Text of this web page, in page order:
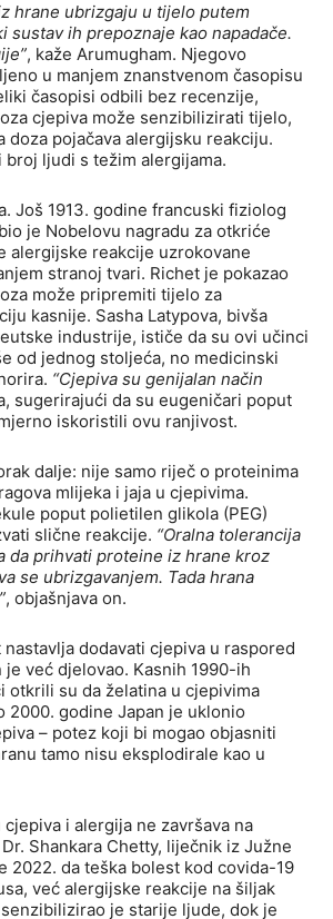
hrane ubrizgaju u tijelo putem
sustav ih prepoznaje kao napadače.
, kaže Arumugham. Njegovo
u manjem znanstvenom časopisu
časopisi odbili bez recenzije,
cjepiva može senzibilizirati tijelo,
doza pojačava alergijsku reakciju.
broj ljudi s težim alergijama.
Još 1913. godine francuski fiziolog
je Nobelovu nagradu za otkriće
alergijske reakcije uzrokovane
stranoj tvari. Richet je pokazao
može pripremiti tijelo za
kasnije. Sasha Latypova, bivša
industrije, ističe da su ovi učinci
od jednog stoljeća, no medicinski
“Cjepiva su genijalan način
sugerirajući da su eugeničari poput
iskoristili ovu ranjivost.
dalje: nije samo riječ o proteinima
mlijeka i jaja u cjepivima.
poput polietilen glikola (PEG)
slične reakcije. “Oralna tolerancija
da prihvati proteine iz hrane kroz
se ubrizgavanjem. Tada hrana
, objašnjava on.
dodavati cjepiva u raspored
je već djelovao. Kasnih 1990-ih
otkrili su da želatina u cjepivima
2000. godine Japan je uklonio
– potez koji bi mogao objasniti
tamo nisu eksplodirale kao u
i alergija ne završava na
Shankara Chetty, liječnik iz Južne
2022. da teška bolest kod covida-19
već alergijske reakcije na šiljak
je starije ljude, dok je